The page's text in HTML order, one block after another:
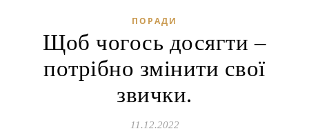
ПОРАДИ
Щоб чогось досягти –
потрібно змінити свої
звички.
11.12.2022